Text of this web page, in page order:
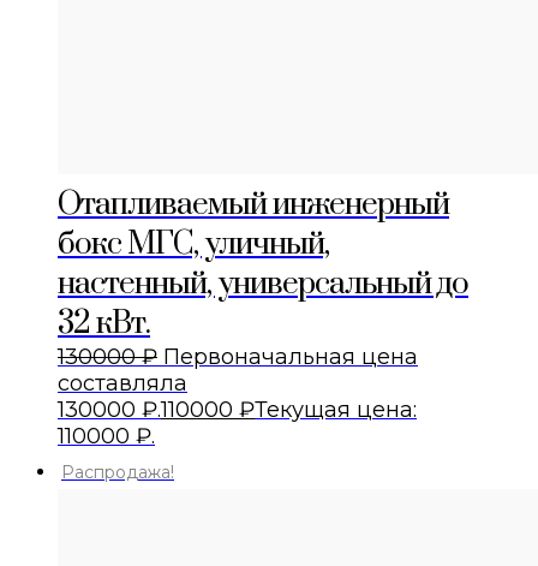
Отапливаемый инженерный
бокс МГС, уличный,
настенный, универсальный до
32 кВт.
130000₽ Первоначальная цена
составляла
130000 ₽.110000 ₽Текущая цена:
110000 ₽.
Распродажа!